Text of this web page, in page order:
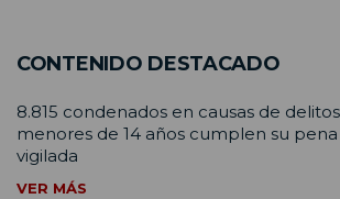
CONTENIDO DESTACADO
8.815 condenados en causas de
menores de 14 años cumplen su
vigilada
VER MÁS